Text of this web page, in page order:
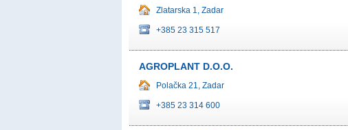
Zlatarska 1, Zadar
+385 23 315 517
AGROPLANT D.O.O.
Polačka 21, Zadar
+385 23 314 600